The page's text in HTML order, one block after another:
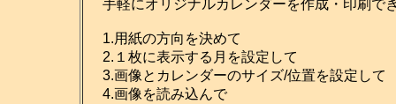
手軽にオリジナルカレンダーを作成・印刷で
1.用紙の方向を決めて
2.１枚に表示する月を設定して
3.画像とカレンダーのサイズ/位置を設定して
4.画像を読み込んで